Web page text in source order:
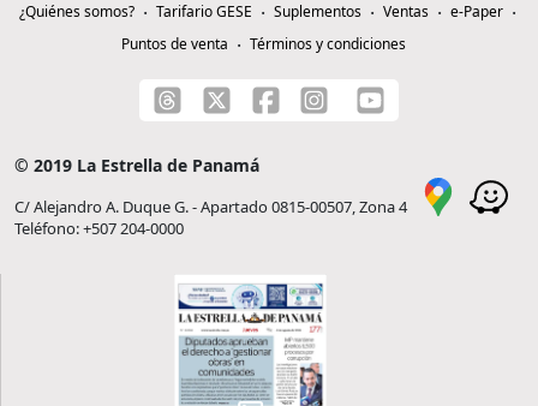
¿Quiénes somos? Tarifario GESE Suplementos Ventas
e-Paper
Puntos de venta
Términos y condiciones
© 2019 La Estrella de Panamá
C/ Alejandro A. Duque G. - Apartado 0815-00507, Zona 4
Teléfono: +507 204-0000